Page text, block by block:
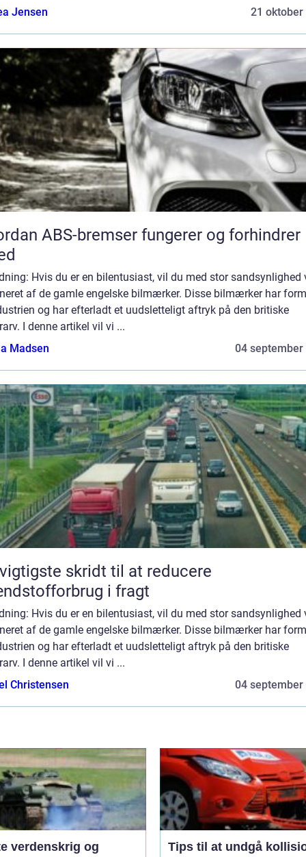
Jensen
21 oktober
ABS-bremser fungerer og forhindrer
Hvis du er en bilentusiast, vil du med stor
af de gamle engelske bilmærker. Disse bilmærker har
og har efterladt et uudsletteligt aftryk på den britiske
I denne artikel vil vi ...
Madsen
04 september
skridt til at reducere
i fragt
Hvis du er en bilentusiast, vil du med stor
af de gamle engelske bilmærker. Disse bilmærker har
og har efterladt et uudsletteligt aftryk på den britiske
I denne artikel vil vi ...
Christensen
04 september
verdenskrig og
Tips til at undgå